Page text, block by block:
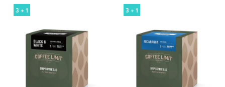
3 + 1 3 + 1